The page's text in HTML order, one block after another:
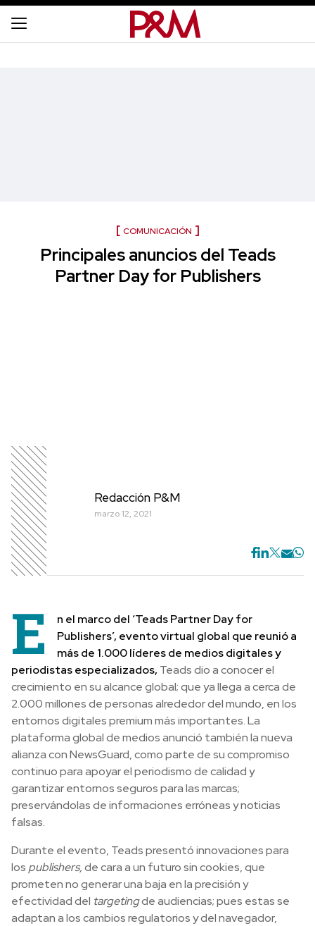
COMUNICACIÓN
Principales anuncios del Teads
Partner Day for Publishers
Redacción P&M
marzo 12, 2021
E n el marco del ‘Teads Partner Day for
Publishers’, evento virtual global que reunió a
más de 1.000 líderes de medios digitales y
periodistas especializados, Teads dio a conocer el
crecimiento en su alcance global; que ya llega a cerca de
2.000 millones de personas alrededor del mundo, en los
entornos digitales premium más importantes. La
plataforma global de medios anunció también la nueva
alianza con NewsGuard, como parte de su compromiso
continuo para apoyar el periodismo de calidad y
garantizar entornos seguros para las marcas;
preservándolas de informaciones erróneas y noticias
falsas.
Durante el evento, Teads presentó innovaciones para
los publishers,de cara a un futuro sin cookies, que
prometen no generar una baja en la precisión y
efectividad del targetingde audiencias; pues estas se
adaptan a los cambios regulatorios y del navegador,